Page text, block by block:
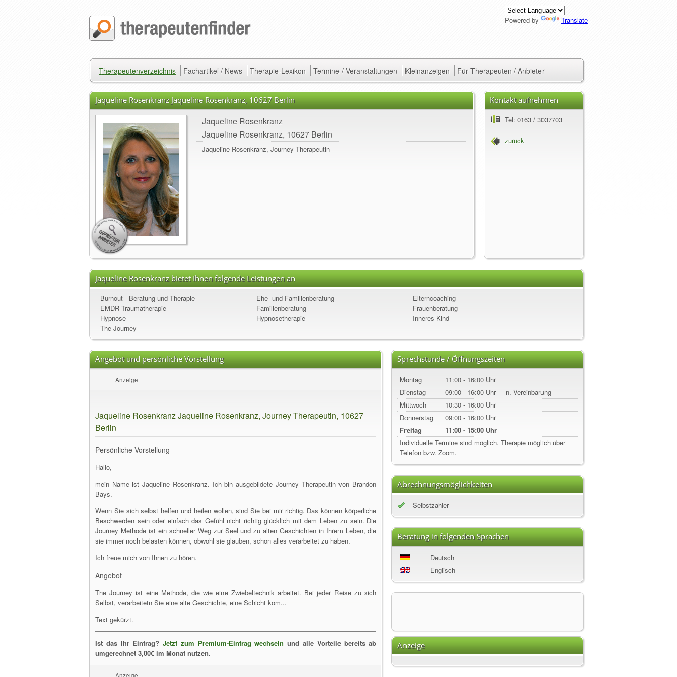
Powered by Translate
Therapeutenverzeichnis Fachartikel / News Therapie-Lexikon Termine / Veranstaltungen Kleinanzeigen Für Therapeuten / Anbieter
Jaqueline Rosenkranz Jaqueline Rosenkranz, 10627 Berlin
Jaqueline Rosenkranz
Jaqueline Rosenkranz, 10627 Berlin
Jaqueline Rosenkranz, Journey Therapeutin
Kontakt aufnehmen
Tel: 0163 / 3037703
zurück
Jaqueline Rosenkranz bietet Ihnen folgende Leistungen an
Burnout - Beratung und Therapie Ehe- und Familienberatung
Elterncoaching
EMDR Traumatherapie
Familienberatung
Frauenberatung
Hypnose
Hypnosetherapie
Inneres Kind
The Journey
Angebot und persönliche Vorstellung
Anzeige
Jaqueline Rosenkranz Jaqueline Rosenkranz, Journey Therapeutin, 10627
Berlin
Persönliche Vorstellung
Hallo,
mein Name ist Jaqueline Rosenkranz. Ich bin ausgebildete Journey Therapeutin von Brandon
Bays.
Wenn Sie sich selbst helfen und heilen wollen, sind Sie bei mir richtig. Das können körperliche
Beschwerden sein oder einfach das Gefühl nicht richtig glücklich mit dem Leben zu sein. Die
Journey Methode ist ein schneller Weg zur Seel und zu alten Geschichten in Ihrem Leben, die
sie immer noch belasten können, obwohl sie glauben, schon alles verarbeitet zu haben.
Ich freue mich von Ihnen zu hören.
Angebot
The Journey ist eine Methode, die wie eine Zwiebeltechnik arbeitet. Bei jeder Reise zu sich
Selbst, verarbeitetn Sie eine alte Geschichte, eine Schicht kom...
Text gekürzt.
Ist das Ihr Eintrag? Jetzt zum Premium-Eintrag wechseln und alle Vorteile bereits ab
umgerechnet 3,00€ im Monat nutzen.
Sprechstunde / Öffnungszeiten
Montag
11:00 - 16:00 Uhr
Dienstag
09:00 - 16:00 Uhr
n. Vereinbarung
Mittwoch
10:30 - 16:00 Uhr
Donnerstag
09:00 - 16:00 Uhr
Freitag
11:00 - 15:00 Uhr
Individuelle Termine sind möglich. Therapie möglich über
Telefon bzw. Zoom.
Abrechnungsmöglichkeiten
Selbstzahler
Beratung in folgenden Sprachen
Deutsch
Englisch
Anzeige